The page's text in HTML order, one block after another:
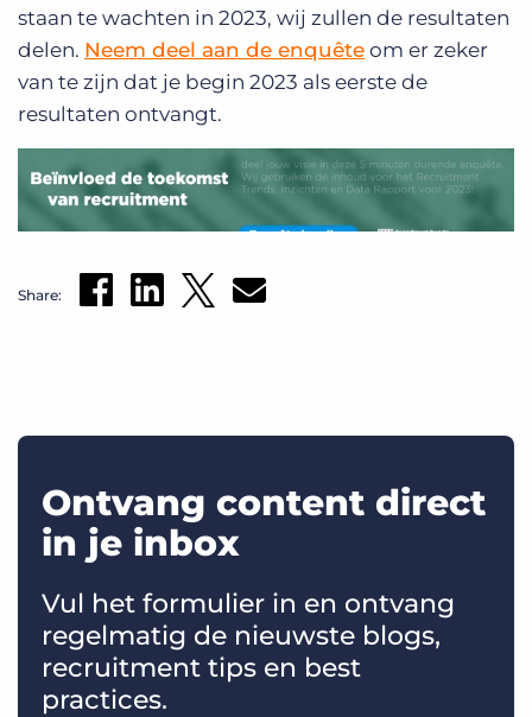
staan te wachten in 2023, wij zullen de resultaten
delen. Neem deel aan de enquête om er zeker
van te zijn dat je begin 2023 als eerste de
resultaten ontvangt.
Share:
Ontvang content direct
in je inbox
Vul het formulier in en ontvang
regelmatig de nieuwste blogs,
recruitment tips en best
practices.